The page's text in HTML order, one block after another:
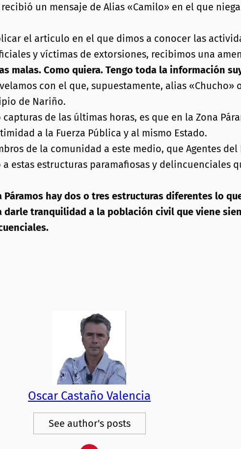
un mensaje de Alias «Camilo» en el que niega
el articulo en el que dimos a conocer las
y víctimas de extorsiones, recibimos una
malas. Como quiera. Tengo toda la información
con el que, supuestamente, alias «Chucho»
de Nariño.
de las últimas horas, es que en la Zona
a la Fuerza Pública y al mismo Estado.
de la comunidad a este medio, que Agentes
estas estructuras paramafiosas y delincuenciales
hay dos o tres estructuras diferentes lo
tranquilidad a la población civil que viene
Oscar Castaño Valencia
See author's posts